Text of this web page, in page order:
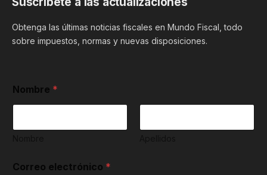
Obtenga las últimas noticias fiscales en Mundo Fiscal, todo
sobre impuestos, normas y nuevas disposiciones.
n
f
r
i
Nombre *
Correo electrónico *